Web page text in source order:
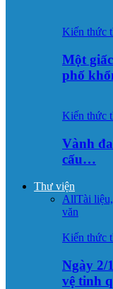
Kiến thức
Một
phố
Kiến thức
Vành
cấu…
Thư viện
AllTài
văn
Kiến thức
Ngày 2/
vệ tinh